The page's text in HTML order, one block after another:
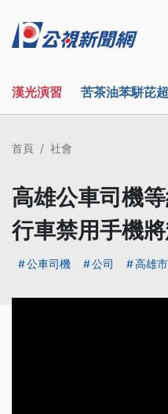
漢光演習 苦茶油苯駢芘
首頁 社會
高雄公車司機
行車禁用手機
公車司機 公司 高雄